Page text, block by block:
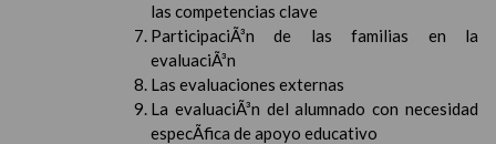
las competencias clave
ParticipaciÃ³n de las familias en la
evaluaciÃ³n
Las evaluaciones externas
La evaluaciÃ³n del alumnado con necesidad
especÃ­fica de apoyo educativo